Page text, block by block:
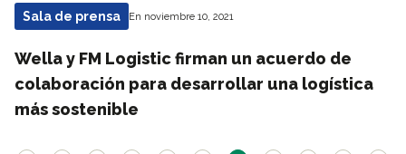
Sala de prensa En noviembre 10, 2021
Wella y FM Logistic firman un acuerdo de
colaboración para desarrollar una logística
más sostenible